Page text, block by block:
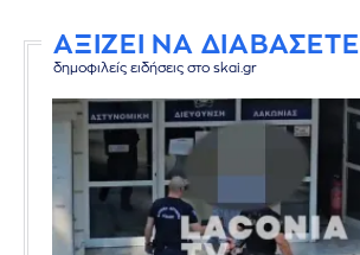
ΑΞΙΖΕΙ ΝΑ ΔΙΑΒΑΣΕΤΕ
δημοφιλείς ειδήσεις στο skai.gr